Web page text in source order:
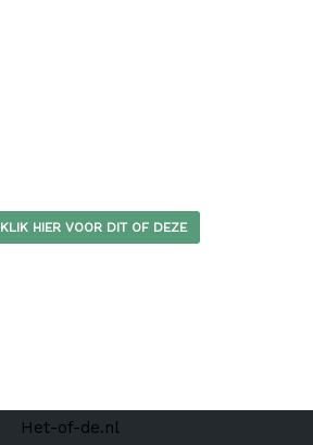
KLIK HIER VOOR DIT OF DEZE
Het-of-de.nl